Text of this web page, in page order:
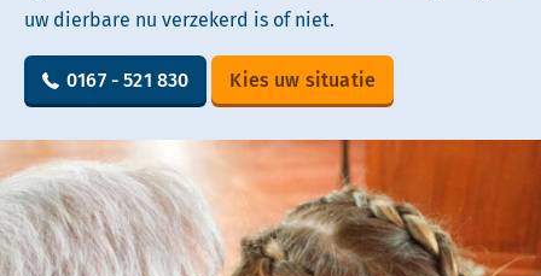
uw dierbare nu verzekerd is of niet.
0167 - 521 830 Kies uw situatie